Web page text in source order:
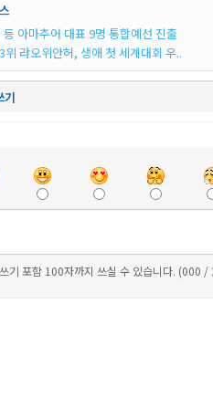
등 아마추어 대표 9명 통합예선 진출
위 랴오위안허, 생애 첫 세계대회 우..
기
기 포함 100자까지 쓰실 수 있습니다. (000 /